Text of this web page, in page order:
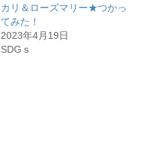
カリ＆ローズマリー★つかっ
てみた！
2023年4月19日
SDGｓ